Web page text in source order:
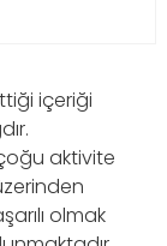
içeriği
aktivite
olmak